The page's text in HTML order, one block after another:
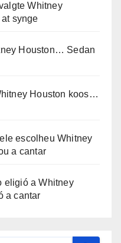
Whitney
synge
Houston… Sedan
Houston koos…
escolheu Whitney
a cantar
eligió a Whitney
a cantar